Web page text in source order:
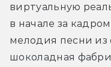
виртуальную
в начале за
мелодия песни
шоколадная